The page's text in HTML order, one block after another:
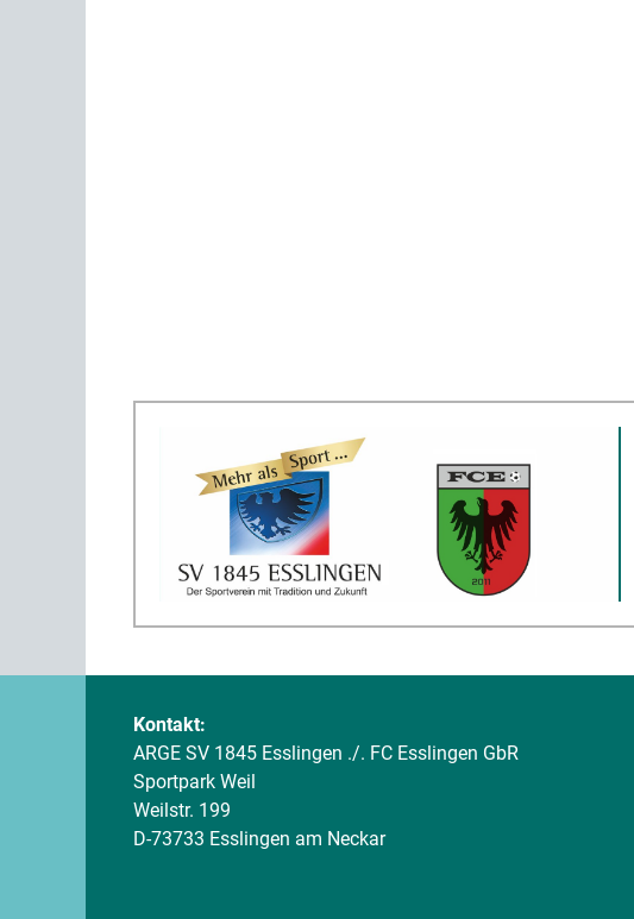
Kontakt:
ARGE SV 1845 Esslingen ./. FC Esslingen GbR
Sportpark Weil
Weilstr. 199
D-73733 Esslingen am Neckar